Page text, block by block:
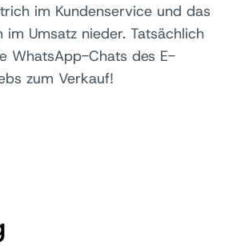
im Kundenservice und das
Umsatz nieder. Tatsächlich
WhatsApp-Chats des E-
zum Verkauf!